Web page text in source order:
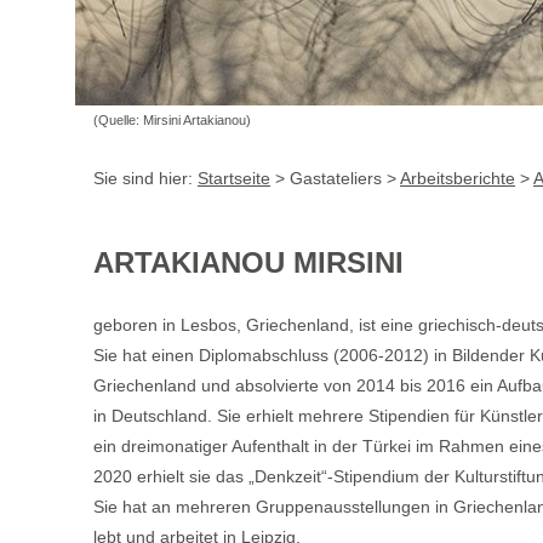
(Quelle: Mirsini Artakianou)
Sie sind hier: Startseite > Gastateliers >Arbeitsberichte >
ARTAKIANOU MIRSINI
geboren in Lesbos, Griechenland, ist eine griechisch-
Sie hat einen Diplomabschluss (2006-2012) in Bildender
Griechenland und absolvierte von 2014 bis 2016 ein
in Deutschland. Sie erhielt mehrere Stipendien für
ein dreimonatiger Aufenthalt in der Türkei im Rahmen
2020 erhielt sie das „Denkzeit“-Stipendium der
Sie hat an mehreren Gruppenausstellungen in
lebt und arbeitet in Leipzig.